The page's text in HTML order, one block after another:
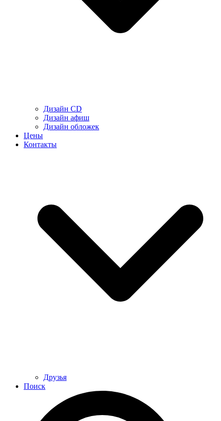
Дизайн CD
Дизайн афиш
Дизайн обложек
Цены
Контакты
Друзья
Поиск